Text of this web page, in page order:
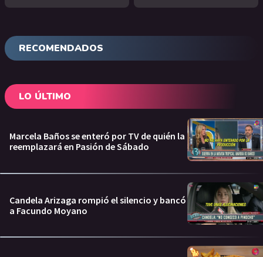
RECOMENDADOS
LO ÚLTIMO
Marcela Baños se enteró por TV de quién la
reemplazará en Pasión de Sábado
Candela Arizaga rompió el silencio y bancó
a Facundo Moyano